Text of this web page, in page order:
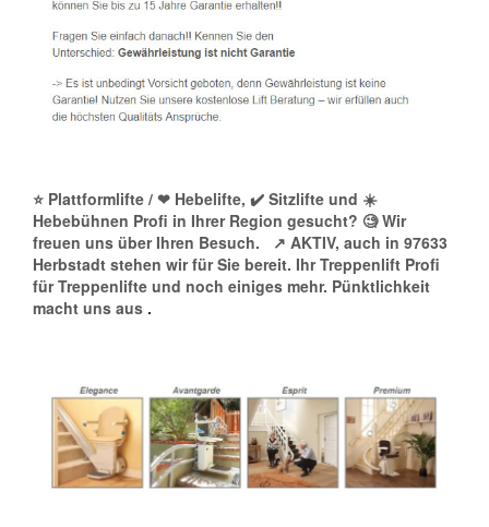
⭐ Plattformlifte / ❤ Hebelifte, ✔️ Sitzlifte und ☀️
Hebebühnen Profi in Ihrer Region gesucht? 🧐 Wir
freuen uns über Ihren Besuch.
↗️ AKTIV, auch in 97633
Herbstadt stehen wir für Sie bereit. Ihr Treppenlift Profi
für Treppenlifte und noch einiges mehr. Pünktlichkeit
macht uns aus .